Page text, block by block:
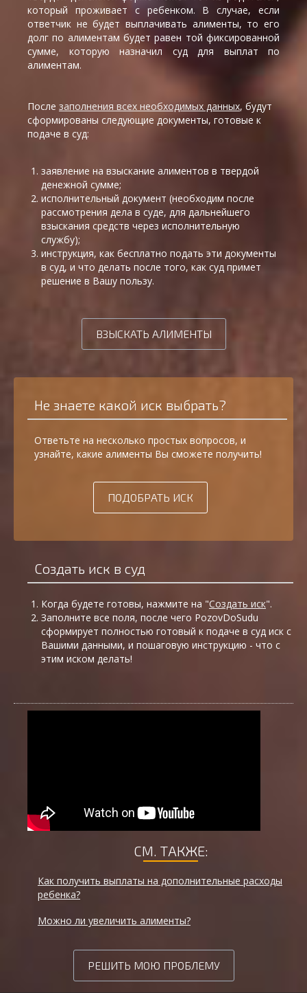
который проживает с ребенком. В случае, если
ответчик не будет выплачивать алименты, то его
долг по алиментам будет равен той фиксированной
сумме, которую назначил суд для выплат по
алиментам.
После заполнения всех необходимых данных, будут
сформированы следующие документы, готовые к
подаче в суд:
заявление на взыскание алиментов в твердой
денежной сумме;
исполнительный документ (необходим после
рассмотрения дела в суде, для дальнейшего
взыскания средств через исполнительную
службу);
инструкция, как бесплатно подать эти документы
в суд, и что делать после того, как суд примет
решение в Вашу пользу.
ВЗЫСКАТЬ АЛИМЕНТЫ
Не знаете какой иск выбрать?
Ответьте на несколько простых вопросов, и
узнайте, какие алименты Вы сможете получить!
ПОДОБРАТЬ ИСК
Создать иск в суд
Когда будете готовы, нажмите на "Создать иск".
Заполните все поля, после чего PozovDoSudu
сформирует полностью готовый к подаче в суд иск с
Вашими данными, и пошаговую инструкцию - что с
этим иском делать!
СМ. ТАКЖЕ:
Как получить выплаты на дополнительные расходы
ребенка?
Можно ли увеличить алименты?
РЕШИТЬ МОЮ ПРОБЛЕМУ